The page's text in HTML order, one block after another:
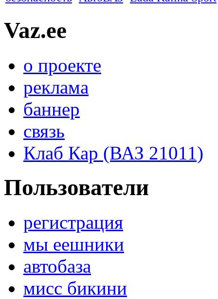
Vaz.ee
о проекте
реклама
баннер
связь
Клаб Кар (ВАЗ 21011)
Пользователи
регистрация
мы еешники
автобаза
мисс бикини